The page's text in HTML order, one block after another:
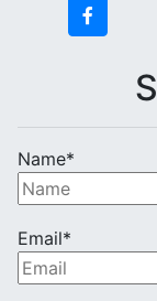
Name*
Email*